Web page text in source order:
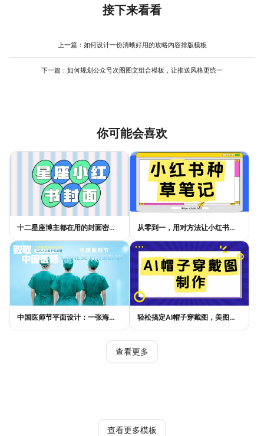
合 企业年会 、学校毕业表彰等大规模颁发场景，能极大提升制作效
计平台选择评分高、应用广的模板作为起点。其次，做减法。避免
添加过多花哨的图案、使用超过三种字体或颜色。保持页面元素简
体系、对齐方式保持一致。例如，所有正文左对齐或两端对齐，所
预设的样式已经过专业调整，你只需替换内容并保持原有风格，就
接下来看看
上一篇： 如何设计一份清晰好用的攻略内容排版模板
下一篇： 如何规划公众号次图图文组合模板，让推送风格更统一
你可能会喜欢
十二星座博主都在用的封面密码，星座小红书封面标题这样写才吸睛 从零到一，用对方法让小红书种草笔记的流量自己找上门
中国医师节平面设计：一张海报如何讲好白衣故事 轻松搞定AI帽子穿戴图，美图设计室电商主图教程
查看更多
查看更多模板